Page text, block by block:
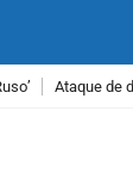
Ataque de